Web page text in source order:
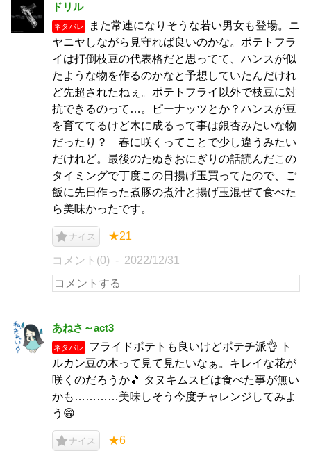
ドリル
ネタバレ
また常連になりそうな若い男女も登場。ニ
ヤニヤしながら見守れば良いのかな。ポテトフラ
イは打倒枝豆の代表格だと思ってて、ハンスが似
たような物を作るのかなと予想していたんだけれ
ど先超されたねぇ。ポテトフライ以外で枝豆に対
抗できるのって…。ピーナッツとか？ハンスが豆
を育ててるけど木に成るって事は銀杏みたいな物
だったり？ 春に咲くってことで少し違うみたい
だけれど。最後のたぬきおにぎりの話読んだこの
タイミングで丁度この日揚げ玉買ってたので、ご
飯に先日作った煮豚の煮汁と揚げ玉混ぜて食べた
ら美味かったです。
ナイス ★21
コメント(0) 2022/12/31
あねさ～act3
ネタバレ
フライドポテトも良いけどポテチ派👌 ト
ルカン豆の木って見て見たいなぁ。キレイな花が
咲くのだろうか🎵 タヌキムスビは食べた事が無い
かも…………美味しそう今度チャレンジしてみよ
う😁
ナイス ★6